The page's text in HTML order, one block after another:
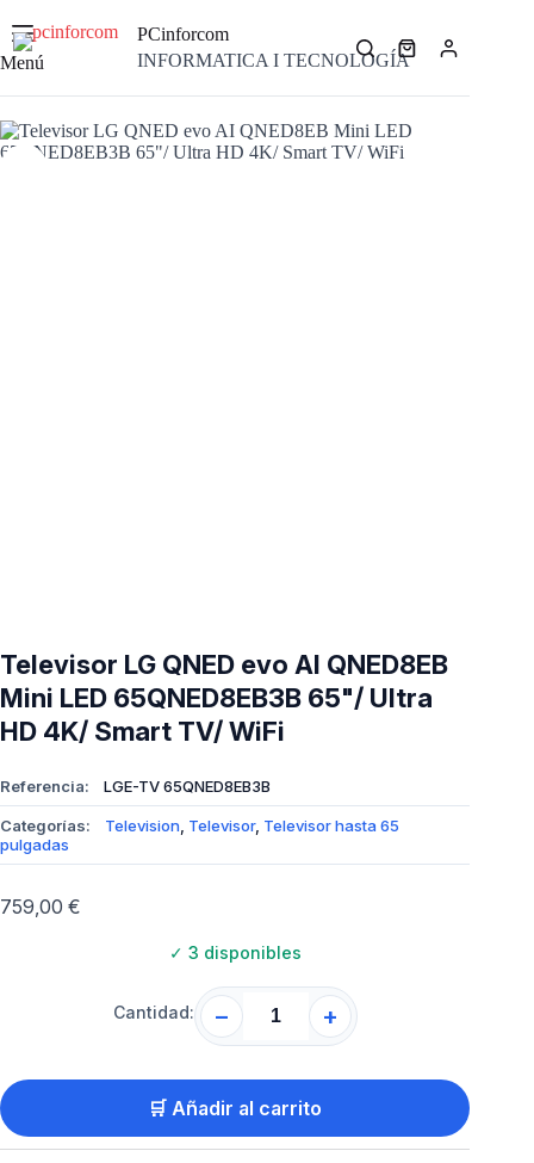
contenido
Menú
PCinforcom
INFORMATICA I TECNOLOGÍACarro
compra
Televisor LG QNED evo AI QNED8EB
Mini LED 65QNED8EB3B 65"/ Ultra
HD 4K/ Smart TV/ WiFi
Referencia: LGE-TV 65QNED8EB3B
Categorías: Television, Televisor, Televisor hasta 65
pulgadas
759,00 €
✓ 3 disponibles
Cantidad: − +
🛒 Añadir al carrito